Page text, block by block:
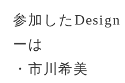
参加した
ーは
・市川希美